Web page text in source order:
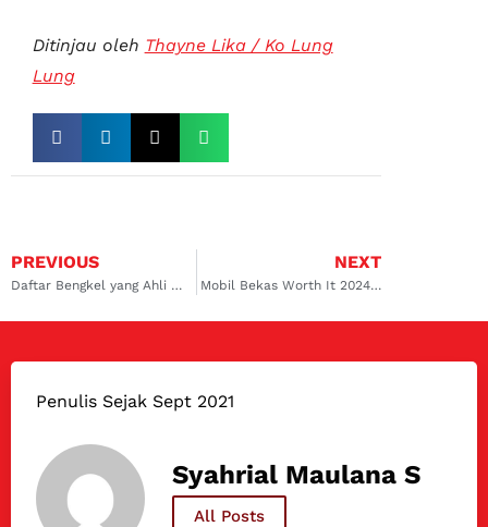
Ditinjau oleh Thayne Lika / Ko Lung
Lung
PREVIOUS
Daftar Bengkel yang Ahli Mengatasi Masalah AC Mobil Kia Seltos!
NEXT
Mobil Bekas Worth It 2024? Pilihan Tepat Harga Ekonomis
Penulis Sejak Sept 2021
Syahrial Maulana S
All Posts